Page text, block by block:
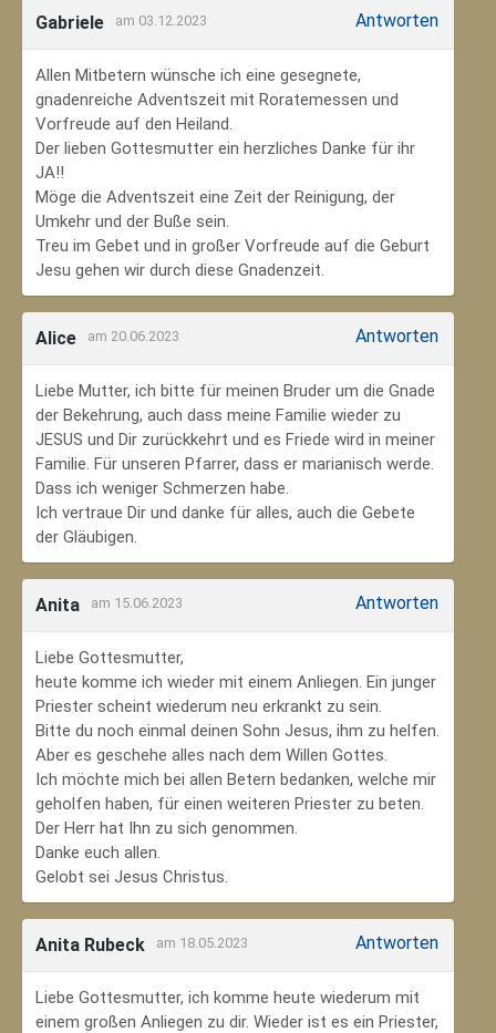
Gabriele am 03.12.2023 Antworten
Allen Mitbetern wünsche ich eine gesegnete,
gnadenreiche Adventszeit mit Roratemessen und
Vorfreude auf den Heiland.
Der lieben Gottesmutter ein herzliches Danke für ihr
JA!!
Möge die Adventszeit eine Zeit der Reinigung, der
Umkehr und der Buße sein.
Treu im Gebet und in großer Vorfreude auf die Geburt
Jesu gehen wir durch diese Gnadenzeit.
Alice am 20.06.2023 Antworten
Liebe Mutter, ich bitte für meinen Bruder um die Gnade
der Bekehrung, auch dass meine Familie wieder zu
JESUS und Dir zurückkehrt und es Friede wird in meiner
Familie. Für unseren Pfarrer, dass er marianisch werde.
Dass ich weniger Schmerzen habe.
Ich vertraue Dir und danke für alles, auch die Gebete
der Gläubigen.
Anita am 15.06.2023 Antworten
Liebe Gottesmutter,
heute komme ich wieder mit einem Anliegen. Ein junger
Priester scheint wiederum neu erkrankt zu sein.
Bitte du noch einmal deinen Sohn Jesus, ihm zu helfen.
Aber es geschehe alles nach dem Willen Gottes.
Ich möchte mich bei allen Betern bedanken, welche mir
geholfen haben, für einen weiteren Priester zu beten.
Der Herr hat Ihn zu sich genommen.
Danke euch allen.
Gelobt sei Jesus Christus.
Anita Rubeck am 18.05.2023 Antworten
Liebe Gottesmutter, ich komme heute wiederum mit
einem großen Anliegen zu dir. Wieder ist es ein Priester,